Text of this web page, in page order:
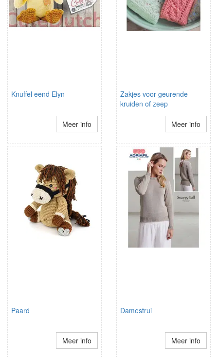
Knuffel eend Elyn
Meer info
Zakjes voor geurende
kruiden of zeep
Meer info
Paard
Meer info
Damestrui
Meer info